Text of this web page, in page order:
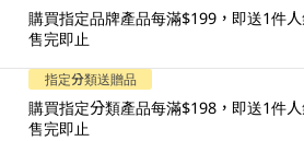
購買指定品牌產品每滿$199，即送1件
售完即止
指定分類送贈品
購買指定分類產品每滿$198，即送1件
售完即止